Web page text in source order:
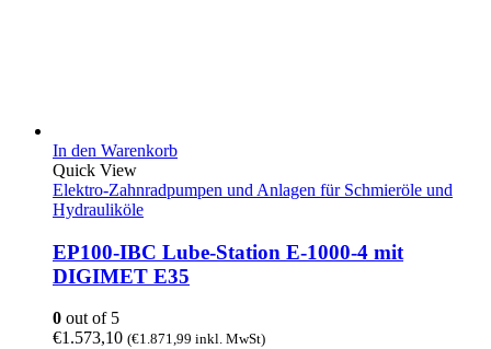
In den Warenkorb
Quick View
Elektro-Zahnradpumpen und Anlagen für Schmieröle und
Hydrauliköle
EP100-IBC Lube-Station E-1000-4 mit
DIGIMET E35
0 out of 5
€1.573,10 (€1.871,99 inkl. MwSt)